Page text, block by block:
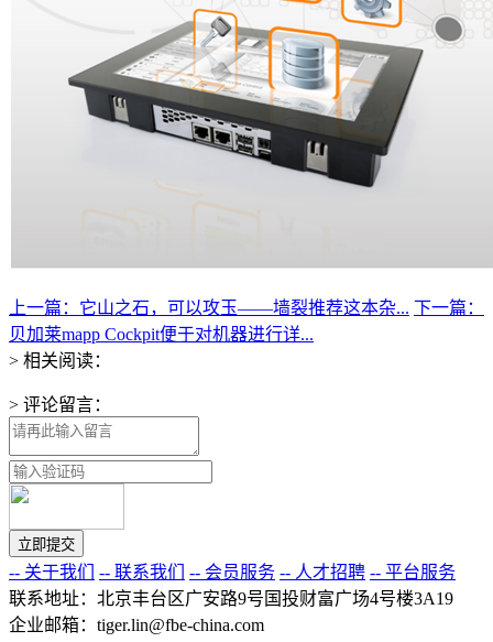
上一篇：它山之石，可以攻玉——墙裂推荐这本杂... 下一篇：
贝加莱mapp Cockpit便于对机器进行详...
> 相关阅读：
> 评论留言：
-- 关于我们 -- 联系我们 -- 会员服务 -- 人才招聘 -- 平台服务
联系地址：北京丰台区广安路9号国投财富广场4号楼3A19
企业邮箱：tiger.lin@fbe-china.com